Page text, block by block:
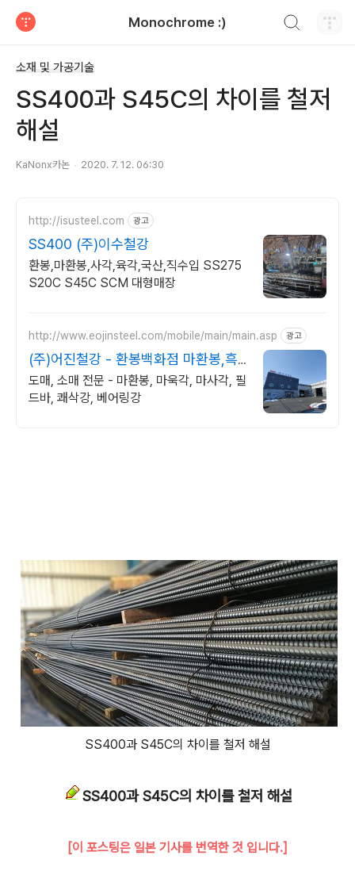
Monochrome :)
소재 및 가공기술
SS400과 S45C의 차이를 철저
해설
KaNonx카논 2020. 7. 12. 06:30
http://isusteel.com 광고
SS400 (주)이수철강
환봉,마환봉,사각,육각,국산,직수입 SS275
S20C S45C SCM 대형매장
http://www.eojinsteel.com/mobile/main/main.asp 광고
(주)어진철강 - 환봉백화점 마환봉,흑
피환봉,육/사각봉
도매, 소매 전문 - 마환봉, 마욱각, 마사각, 필
드바, 쾌삭강, 베어링강
SS400과 S45C의 차이를 철저 해설
SS400과 S45C의 차이를 철저 해설
[이 포스팅은 일본 기사를 번역한 것 입니다.]